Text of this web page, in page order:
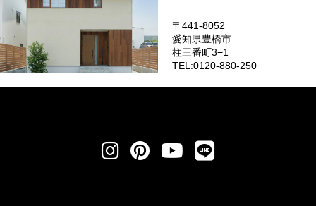
〒441-8052
愛知県豊橋市
柱三番町3−1
TEL:0120-880-250